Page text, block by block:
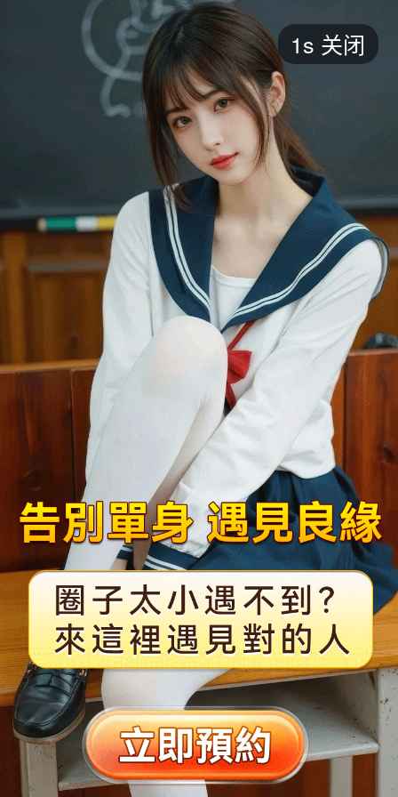
短剧
最热 添加 评分
都市 甜宠 逆袭 玄幻
2025 2024 2023 2022
全部 大陆 香港 台湾 美国 韩国 日本
1s 关闭